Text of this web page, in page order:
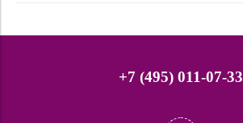
+7 (495) 011-07-33